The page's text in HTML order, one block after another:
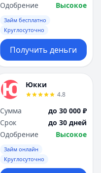
Одобрение
Высокое
Займ бесплатно
Круглосуточно
Получить деньги
Юкки
4.8
Сумма
до 30 000 ₽
Срок
до 30 дней
Одобрение
Высокое
Займ онлайн
Круглосуточно